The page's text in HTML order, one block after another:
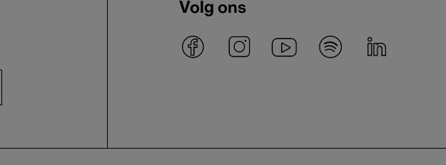
Volg ons